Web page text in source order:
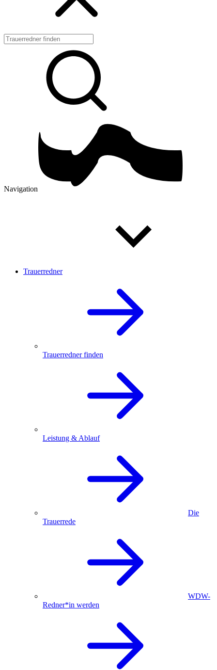
Navigation
Trauerredner
Trauerredner finden
Leistung & Ablauf
Die
Trauerrede
WDW-
Redner*in werden